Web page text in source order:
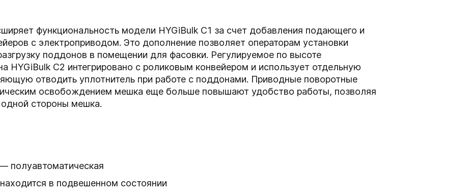
функциональность модели HYGiBulk C1 за счет добавления подающего и
с электроприводом. Это дополнение позволяет операторам установки
поддонов в помещении для фасовки. Регулируемое по высоте
HYGiBulk C2 интегрировано с роликовым конвейером и использует отдельную
отводить уплотнитель при работе с поддонами. Приводные поворотные
освобождением мешка еще больше повышают удобство работы, позволяя
одной стороны мешка.
полуавтоматическая
в подвешенном состоянии